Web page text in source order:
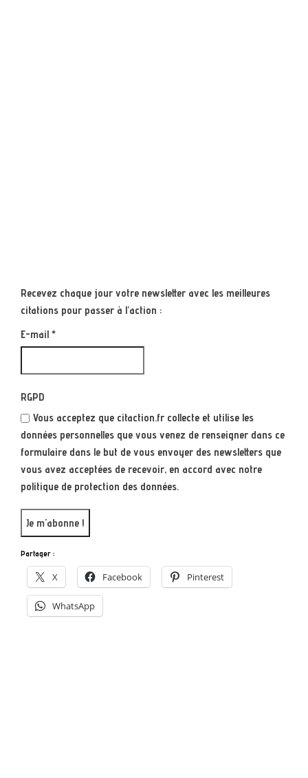
Recevez chaque jour votre newsletter avec les meilleures
citations pour passer à l’action :
E-mail *
RGPD
Vous acceptez que citaction.fr collecte et utilise les
données personnelles que vous venez de renseigner dans ce
formulaire dans le but de vous envoyer des newsletters que
vous avez acceptées de recevoir, en accord avec notre
politique de protection des données.
Partager :
X Facebook Pinterest
WhatsApp